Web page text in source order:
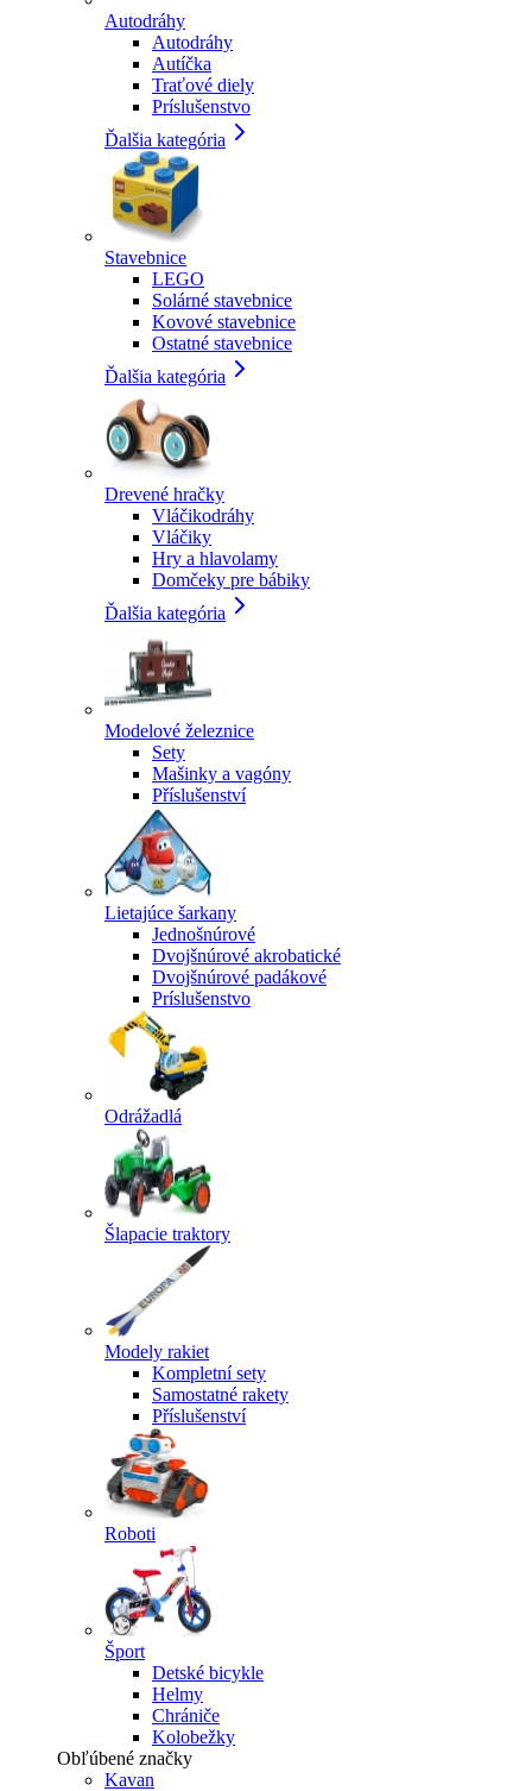
Autodráhy
Autodráhy
Autíčka
Traťové diely
Príslušenstvo
Ďalšia kategória
Stavebnice
LEGO
Solárné stavebnice
Kovové stavebnice
Ostatné stavebnice
Ďalšia kategória
Drevené hračky
Vláčikodráhy
Vláčiky
Hry a hlavolamy
Domčeky pre bábiky
Ďalšia kategória
Modelové železnice
Sety
Mašinky a vagóny
Příslušenství
Lietajúce šarkany
Jednošnúrové
Dvojšnúrové akrobatické
Dvojšnúrové padákové
Príslušenstvo
Odrážadlá
Šlapacie traktory
Modely rakiet
Kompletní sety
Samostatné rakety
Příslušenství
Roboti
Šport
Detské bicykle
Helmy
Chrániče
Kolobežky
Obľúbené značky
Kavan